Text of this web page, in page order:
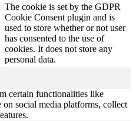
The cookie is set by the GDPR
Cookie Consent plugin and is
used to store whether or not user
has consented to the use of
cookies. It does not store any
personal data.
certain functionalities like
social media platforms, collect